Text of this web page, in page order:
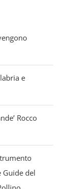
Rocco
Guide del
storico,